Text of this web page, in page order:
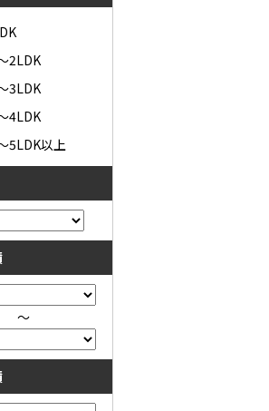
2LDK
3LDK
4LDK
5LDK以上
～